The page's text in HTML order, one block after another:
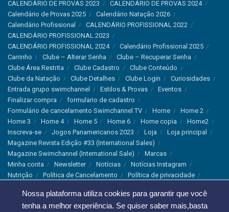
Nossa plataforma utiliza cookies para garantir que você
tenha a melhor experiência. Se quiser saber mais,basta
CALENDÁRIO DE PROVAS 2023
CALENDÁRIO DE PROVAS 2024
Calendário de Provas 2025
Calendário Natação 2026
Calendário Profissional
CALENDÁRIO PROFISSIONAL 2022
CALENDÁRIO PROFISSIONAL 2023
CALENDÁRIO PROFISSIONAL 2024
Calendário Profissional 2025
Carrinho
Clube – Alterar Senha
Clube – Recuperar Senha
Clube Área Restrita
Clube Cadastro
Clube Conteúdo
Clube da Natação
Clube Detalhes Clube Login
Curiosidades
Entrada grupo swimchannel
Estilos & Provas
Eventos
Finalizar compra
formulario de cadastro
Formulário de cancelamento Swimchannel TV
Home
Home 2
Home 3
Home 4 Home 5 Home 6 Home copia
Home2
Inscreva-se
Jogos Panamericanos 2023 Loja
Loja principal
Magazine Revista Edição #33 (International Sales)
Magazine Swimchannel (International Sale)
Marcas
Minha conta
Newsletter Notícias
Notícias Instagram
Nutrição
Política de Cancelamento
Política de privacidade
Recordes & Rankings
Revistas Saúde
Sobre Nós
Swimchannel
Thank You Treino Troca e Devolução